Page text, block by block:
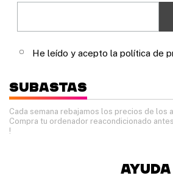
He leído y acepto la política de
Subastas
Cada semana rebajamos los precios de los
Compra tu ordenador reacondicionado
!
Ayuda